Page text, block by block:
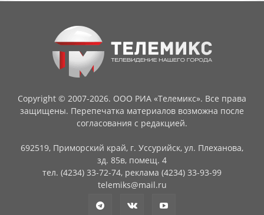
Copyright © 2007-2026. ООО РИА «Телемикс». Все права
защищены. Перепечатка материалов возможна после
согласования с редакцией.
692519, Приморский край, г. Уссурийск, ул. Плеханова,
зд. 85в, помещ. 4
тел. (4234) 33-72-74, реклама (4234) 33-93-99
telemiks@mail.ru